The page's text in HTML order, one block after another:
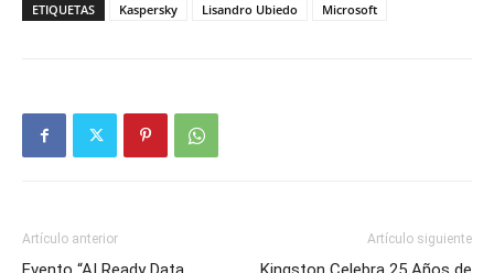
ETIQUETAS Kaspersky Lisandro Ubiedo Microsoft
Artículo anterior Artículo siguiente